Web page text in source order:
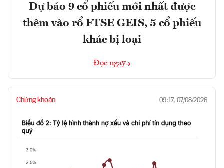
Dự báo 9 cổ phiếu mới nhất được
thêm vào rổ FTSE GEIS, 5 cổ phiếu
khác bị loại
Đọc ngay
Chứng khoán 09:17, 07/08/2026